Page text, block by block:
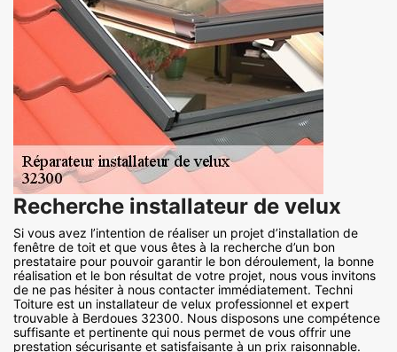
Recherche installateur de velux
Si vous avez l’intention de réaliser un projet d’installation de
fenêtre de toit et que vous êtes à la recherche d’un bon
prestataire pour pouvoir garantir le bon déroulement, la bonne
réalisation et le bon résultat de votre projet, nous vous invitons
de ne pas hésiter à nous contacter immédiatement. Techni
Toiture est un installateur de velux professionnel et expert
trouvable à Berdoues 32300. Nous disposons une compétence
suffisante et pertinente qui nous permet de vous offrir une
prestation sécurisante et satisfaisante à un prix raisonnable.